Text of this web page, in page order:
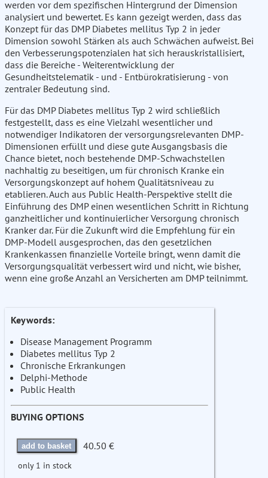
werden vor dem spezifischen Hintergrund der Dimension
analysiert und bewertet. Es kann gezeigt werden, dass das
Konzept für das DMP Diabetes mellitus Typ 2 in jeder
Dimension sowohl Stärken als auch Schwächen aufweist. Bei
den Verbesserungspotenzialen hat sich herauskristallisiert,
dass die Bereiche - Weiterentwicklung der
Gesundheitstelematik - und - Entbürokratisierung - von
zentraler Bedeutung sind.
Für das DMP Diabetes mellitus Typ 2 wird schließlich
festgestellt, dass es eine Vielzahl wesentlicher und
notwendiger Indikatoren der versorgungsrelevanten DMP-
Dimensionen erfüllt und diese gute Ausgangsbasis die
Chance bietet, noch bestehende DMP-Schwachstellen
nachhaltig zu beseitigen, um für chronisch Kranke ein
Versorgungskonzept auf hohem Qualitätsniveau zu
etablieren. Auch aus Public Health-Perspektive stellt die
Einführung des DMP einen wesentlichen Schritt in Richtung
ganzheitlicher und kontinuierlicher Versorgung chronisch
Kranker dar. Für die Zukunft wird die Empfehlung für ein
DMP-Modell ausgesprochen, das den gesetzlichen
Krankenkassen finanzielle Vorteile bringt, wenn damit die
Versorgungsqualität verbessert wird und nicht, wie bisher,
wenn eine große Anzahl an Versicherten am DMP teilnimmt.
Keywords:
Disease Management Programm
Diabetes mellitus Typ 2
Chronische Erkrankungen
Delphi-Methode
Public Health
BUYING OPTIONS
add to basket 40.50 €
only 1 in stock